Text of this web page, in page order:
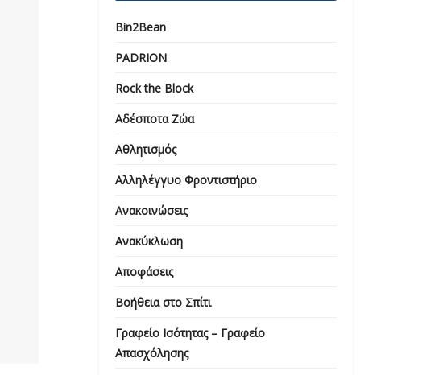
Bin2Bean
PADRION
Rock the Block
Αδέσποτα Ζώα
Αθλητισμός
Αλληλέγγυο Φροντιστήριο
Ανακοινώσεις
Ανακύκλωση
Αποφάσεις
Βοήθεια στο Σπίτι
Γραφείο Ισότητας – Γραφείο
Απασχόλησης